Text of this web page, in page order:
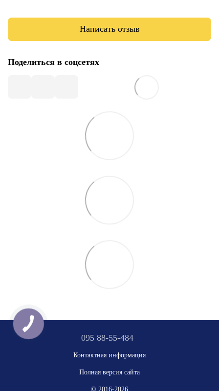
Написать отзыв
Поделиться в соцсетях
095 88-55-484
Контактная информация
Полная версия сайта
© 2016-2026